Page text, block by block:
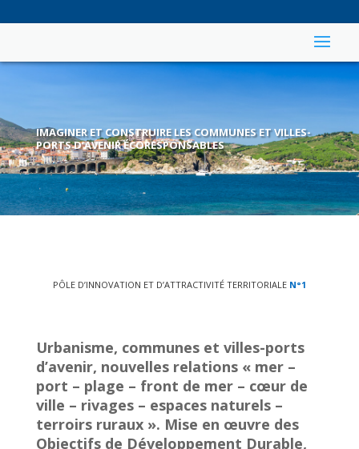
IMAGINER ET CONSTRUIRE LES COMMUNES ET VILLES-
PORTS D’AVENIR ÉCORESPONSABLES
PÔLE D’INNOVATION ET D’ATTRACTIVITÉ TERRITORIALE N°1
Urbanisme, communes et villes-ports
d’avenir, nouvelles relations « mer –
port – plage – front de mer – cœur de
ville – rivages – espaces naturels –
terroirs ruraux ». Mise en œuvre des
Objectifs de Développement Durable,